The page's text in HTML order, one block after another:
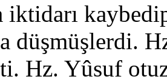
iktidarı
düşmüşlerdi.
Hz. Yûsuf